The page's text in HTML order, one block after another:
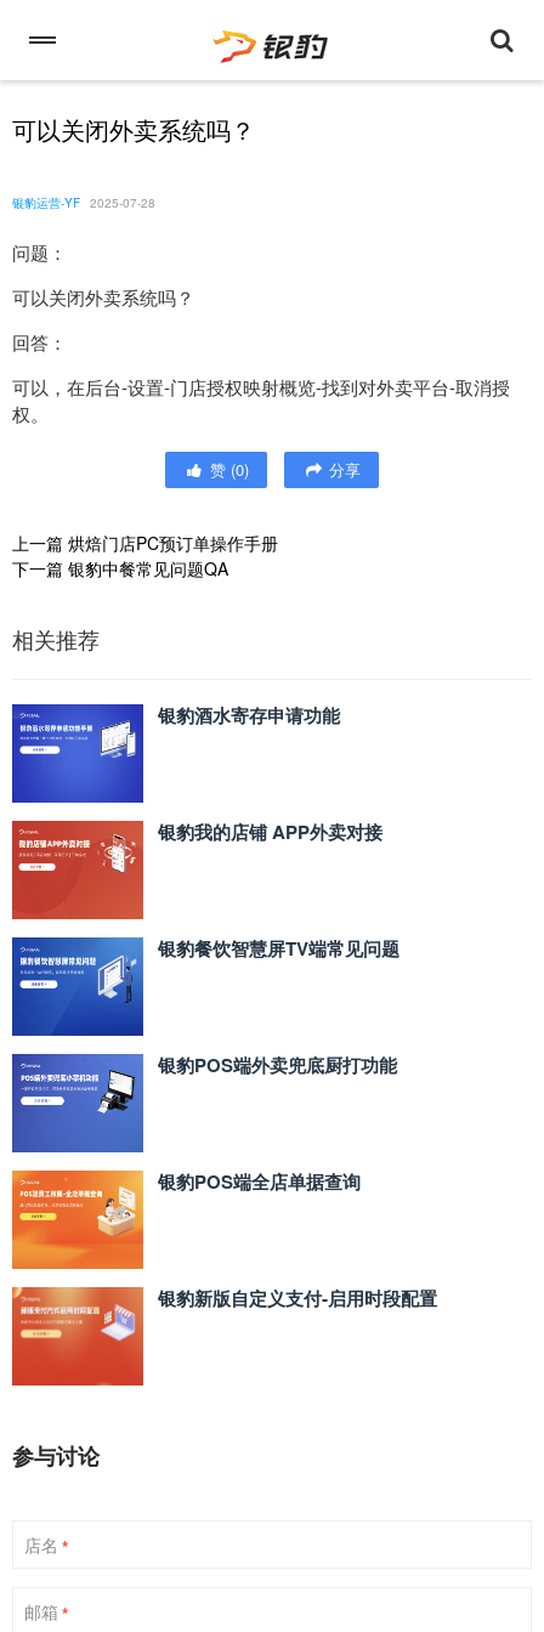
可以关闭外卖系统吗？
银豹运营-YF 2025-07-28
问题：
可以关闭外卖系统吗？
回答：
可以，在后台-设置-门店授权映射概览-找到对外卖平台-取消授
权。
赞 (0) 分享
上一篇 烘焙门店PC预订单操作手册
下一篇 银豹中餐常见问题QA
相关推荐
银豹酒水寄存申请功能
银豹我的店铺 APP外卖对接
银豹餐饮智慧屏TV端常见问题
银豹POS端外卖兜底厨打功能
银豹POS端全店单据查询
银豹新版自定义支付‑启用时段配置
参与讨论
店名 *
邮箱 *